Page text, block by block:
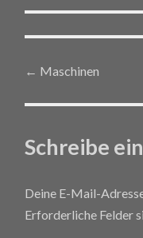
Post
← Maschinen
Schreibe
Deine E-Mail-
Erforderliche Felder